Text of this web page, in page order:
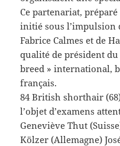
Ce partenariat,
initié sous l’impulsion
Fabrice Calmes et de
qualité de président du
breed » international,
français.
84 British shorthair
l’objet d’examens
Geneviève Thut
Kölzer (Allemagne)